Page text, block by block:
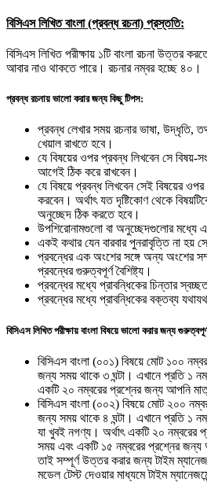
বিসিএস লিখিত বাংলা (প্রবন্ধ রচনা) প্রস্ততি:
বিসিএস লিখিত পরীক্ষায় ১টি বাংলা রচনা উত্তর
আবার নাও থাকতে পারে। রচনার নম্বর হচ্ছে ৪০।
প্রবন্ধ রচনায় ভালো করার জন্য কিছু টিপস:
প্রবন্ধ লেখার সময় রচনার ভাষা, উদ্ধৃতি,
খেয়াল রাখতে হবে।
যে বিষয়ের ওপর প্রবন্ধ লিখবেন সে বিষয়-
আগেই ঠিক করে রাখবেন।
যে বিষয়ে প্রবন্ধ লিখবেন সেই বিষয়ের
করবেন। অর্থাৎ যত দৃষ্টিকোণ থেকে
অনুচ্ছেদ ঠিক করতে হবে।
উপশিরোনামগুলো বা অনুচ্ছেদগুলোর মধ্যে
একই কথার যেন বারবার পুনরাবৃত্তি না হয়
প্রবন্ধের এক অংশের সঙ্গে অন্য অংশের
প্রবন্ধের গুরুত্বপূর্ণ বৈশিষ্ট্য।
প্রবন্ধের মধ্যে প্রাবন্ধিকের চিন্তার
প্রবন্ধের মধ্যে প্রাবন্ধিকের বক্তব্য
বিসিএস লিখিত পরীক্ষায় বাংলা বিষয়ে ভালো করার জন্য
বিসিএস বাংলা (০০১) বিষয়ে মোট ১০০
জন্য সময় থাকে ৩ ঘন্টা। এখানে প্রতি ১
একটি ২০ নম্বরের প্রশ্নের জন্য আপনি
বিসিএস বাংলা (০০২) বিষয়ে মোট ২০০
জন্য সময় থাকে ৪ ঘন্টা। এখানে প্রতি ১
যা খুবই নগণ্য। অর্থাৎ একটি ২০ নম্বরের
সময় এবং একটি ১৫ নম্বরের প্রশ্নের জন্য
তাই সম্পূর্ণ উত্তর করার জন্য টাইম
মডেল টেস্ট দেওয়ার মাধ্যমে টাইম